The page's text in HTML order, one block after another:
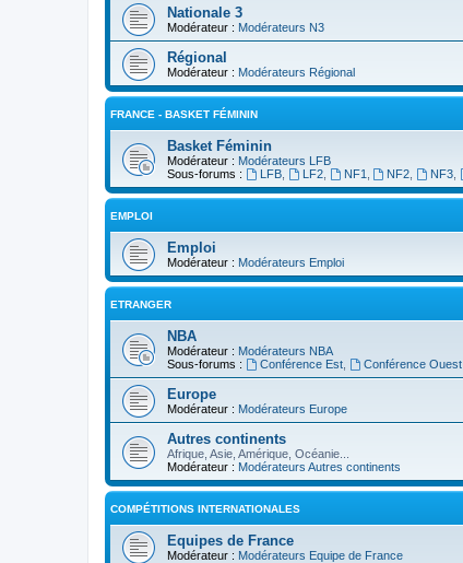
Nationale 3
Modérateur : Modérateurs N3
Régional
Modérateur : Modérateurs Régional
FRANCE - BASKET FÉMININ
Basket Féminin
Modérateur : Modérateurs LFB
Sous-forums :
LFB, LF2, NF1 NF2 NF3
EMPLOI
Emploi
Modérateur : Modérateurs Emploi
ETRANGER
NBA
Modérateur : Modérateurs NBA
Sous-forums :
Conférence Est, Conférence Ouest
Europe
Modérateur : Modérateurs Europe
Autres continents
Afrique, Asie, Amérique, Océanie...
Modérateur : Modérateurs Autres continents
COMPÉTITIONS INTERNATIONALES
Equipes de France
Modérateur : Modérateurs Equipe de France